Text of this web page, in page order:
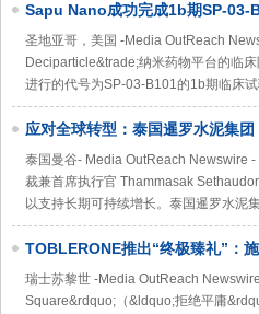
Sapu Nano成功完成1b期SP-03-
量递增，欧洲扩展工作已在推进
圣地亚哥，美国 -Media OutReach
Deciparticle&trade;纳米药物平台的临
进行的代号为SP-03-B101的1b期临床
应对全球转型：泰国暹罗水泥集
泰国曼谷- Media OutReach Newswire
裁兼首席执行官 Thammasak
以支持长期可持续增长。泰国暹罗水泥
TOBLERONE推出“终极臻礼”：
瑞士苏黎世 -Media OutReach
Square&rdquo;（&ldquo;拒绝平庸